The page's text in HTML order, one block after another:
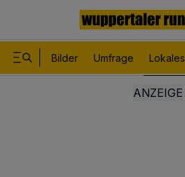
Bilder Umfrage Lokales